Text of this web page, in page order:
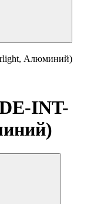
Алюминий)
INT-